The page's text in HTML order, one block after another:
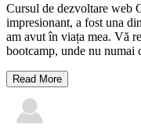
Cursul de dezvoltare web
impresionant, a fost una
am avut în viața mea. Vă
bootcamp, unde nu numai
Read More